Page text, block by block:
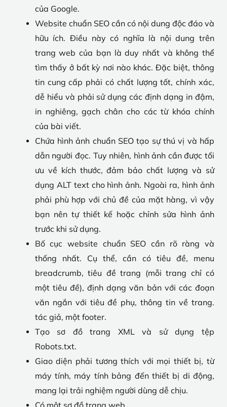
của Google.
Website chuẩn SEO cần có nội dung độc đáo và
hữu ích. Điều này có nghĩa là nội dung trên
trang web của bạn là duy nhất và không thể
tìm thấy ở bất kỳ nơi nào khác. Đặc biệt, thông
tin cung cấp phải có chất lượng tốt, chính xác,
dễ hiểu và phải sử dụng các định dạng in đậm,
in nghiêng, gạch chân cho các từ khóa chính
của bài viết.
Chứa hình ảnh chuẩn SEO tạo sự thú vị và hấp
dẫn người đọc. Tuy nhiên, hình ảnh cần được tối
ưu về kích thước, đảm bảo chất lượng và sử
dụng ALT text cho hình ảnh. Ngoài ra, hình ảnh
phải phù hợp với chủ đề của mặt hàng, vì vậy
bạn nên tự thiết kế hoặc chỉnh sửa hình ảnh
trước khi sử dụng.
Bố cục website chuẩn SEO cần rõ ràng và
thống nhất. Cụ thể, cần có tiêu đề, menu
breadcrumb, tiêu đề trang (mỗi trang chỉ có
một tiêu đề), định dạng văn bản với các đoạn
văn ngắn với tiêu đề phụ, thông tin về trang.
tác giả, một footer.
Tạo sơ đồ trang XML và sử dụng tệp
Robots.txt.
Giao diện phải tương thích với mọi thiết bị, từ
máy tính, máy tính bảng đến thiết bị di động,
mang lại trải nghiệm người dùng dễ chịu.